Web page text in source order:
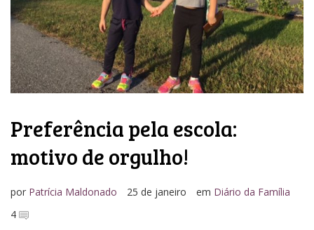
Preferência pela escola:
motivo de orgulho!
por Patrícia Maldonado 25 de janeiro em Diário da Família
4